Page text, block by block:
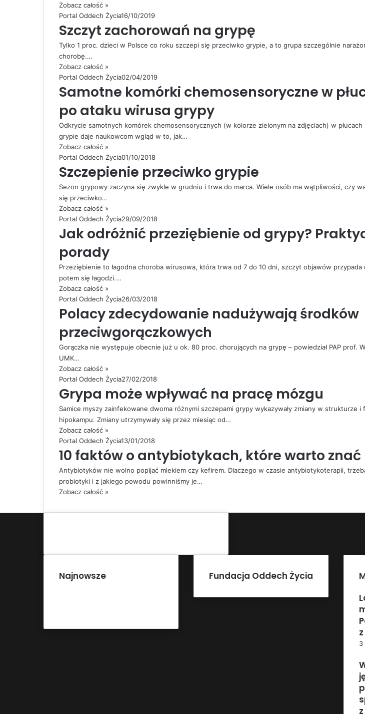
Zobacz całość »
Portal Oddech Życia16/10/2019
Szczyt zachorowań na grypę
Tylko 1 proc. dzieci w Polsce co roku szczepi się przeciwko grypie, a to grupa szczególnie
chorobę.…
Zobacz całość »
Portal Oddech Życia02/04/2019
Samotne komórki chemosensoryczne w
po ataku wirusa grypy
Odkrycie samotnych komórek chemosensorycznych (w kolorze zielonym na zdjęciach) w płucach
grypie daje naukowcom wgląd w to, jak…
Zobacz całość »
Portal Oddech Życia01/10/2018
Szczepienie przeciwko grypie
Sezon grypowy zaczyna się zwykle w grudniu i trwa do marca. Wiele osób ma wątpliwości, czy
się przeciwko…
Zobacz całość »
Portal Oddech Życia29/09/2018
Jak odróżnić przeziębienie od grypy?
porady
Przeziębienie to łagodna choroba wirusowa, która trwa od 7 do 10 dni, szczyt objawów przypada
potem się łagodzi.…
Zobacz całość »
Portal Oddech Życia26/03/2018
Polacy zdecydowanie nadużywają środków
przeciwgorączkowych
Gorączka nie występuje obecnie już u ok. 80 proc. chorujących na grypę – powiedział PAP prof.
UMK…
Zobacz całość »
Portal Oddech Życia27/02/2018
Grypa może wpływać na pracę mózgu
Samice myszy zainfekowane dwoma różnymi szczepami grypy wykazywały zmiany w strukturze i
hipokampu. Zmiany utrzymywały się przez miesiąc od…
Zobacz całość »
Portal Oddech Życia13/01/2018
10 faktów o antybiotykach, które warto znać
Antybiotyków nie wolno popijać mlekiem czy kefirem. Dlaczego w czasie antybiotykoterapii,
probiotyki i z jakiego powodu powinniśmy je…
Zobacz całość »
Najnowsze Fundacja Oddech Życia
3